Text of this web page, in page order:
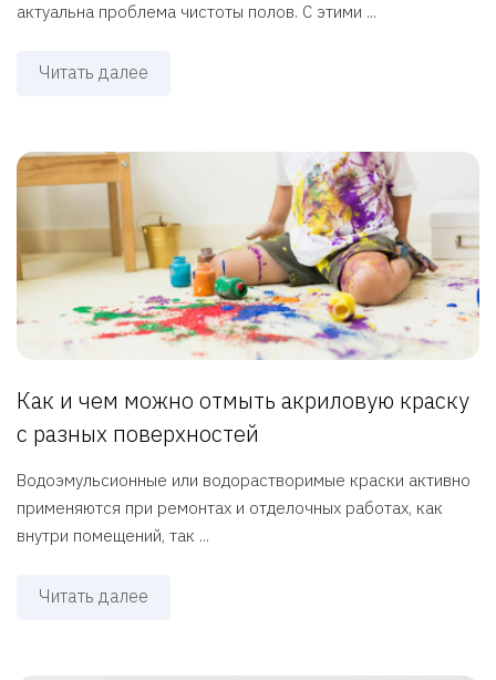
актуальна проблема чистоты полов. С этими ...
Читать далее
Как и чем можно отмыть акриловую краску
с разных поверхностей
Водоэмульсионные или водорастворимые краски активно
применяются при ремонтах и отделочных работах, как
внутри помещений, так ...
Читать далее